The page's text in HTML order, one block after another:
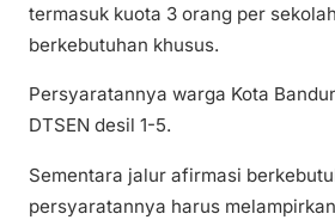
termasuk kuota 3 orang per
berkebutuhan khusus.
Persyaratannya warga Kota
DTSEN desil 1-5.
Sementara jalur afirmasi
persyaratannya harus